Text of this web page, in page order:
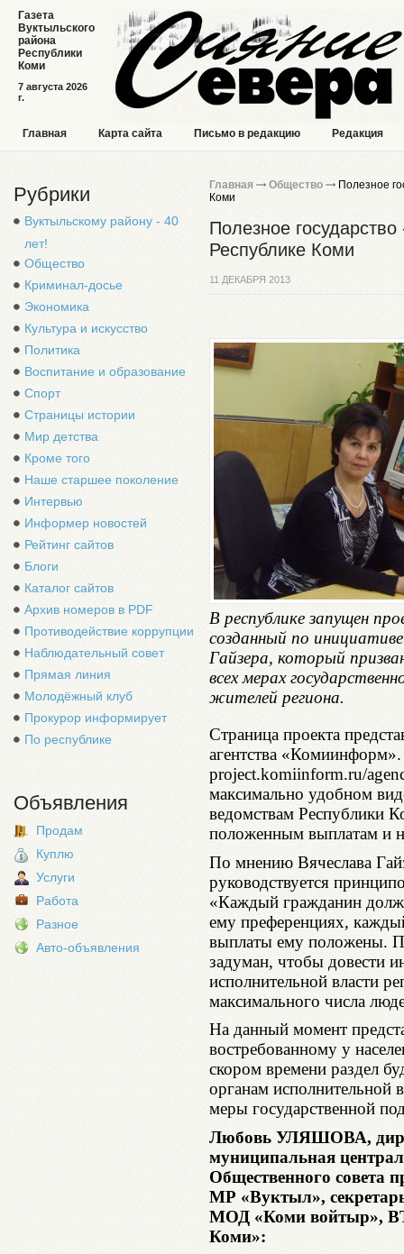
7 августа 2026
г.
Газета
Вуктыльского
района
Республики
Коми
Главная Карта сайта Письмо в редакцию Редакция
Рубрики
Вуктыльскому району - 40
лет!
Общество
Криминал-досье
Экономика
Культура и искусство
Политика
Воспитание и образование
Спорт
Страницы истории
Мир детства
Кроме того
Наше старшее поколение
Интервью
Информер новостей
Рейтинг сайтов
Блоги
Каталог сайтов
Архив номеров в PDF
Противодействие коррупции
Наблюдательный совет
Прямая линия
Молодёжный клуб
Прокурор информирует
По республике
Объявления
Продам
Куплю
Услуги
Работа
Разное
Авто-объявления
Главная Общество
Полезное
Коми
Полезное
Республике Коми
11 ДЕКАБРЯ 2013
В республике запущен
созданный по
Гайзера, который
всех мерах
жителей региона.
Страница проекта
агентства
project.komiinform.ru/
максимально удобном
ведомствам Республики
положенным выплатам и
По мнению Вячеслава
руководствуется
«Каждый гражданин
ему преференциях,
выплаты ему положены.
задуман, чтобы довести
исполнительной власти
максимального числа
На данный момент
востребованному у
скором времени раздел
органам исполнительной
меры государственной
Любовь УЛЯШОВА,
муниципальная
Общественного совета
МР «Вуктыл»,
МОД «Коми войтыр»,
Коми»: